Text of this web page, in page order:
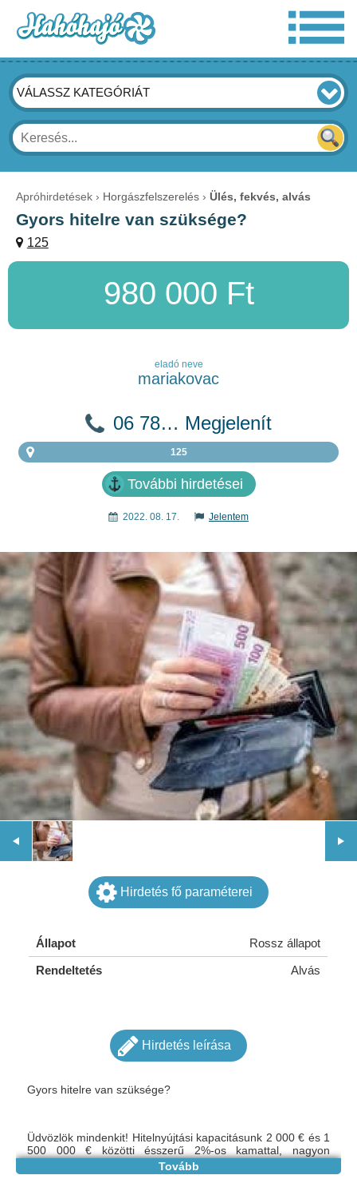
VÁLASSZ KATEGÓRIÁT
Apróhirdetések Horgászfelszerelés Ülés, fekvés, alvás
Gyors hitelre van szüksége?
125
980 000 Ft
eladó neve
mariakovac
06 78… Megjelenít
125
További hirdetései
2022. 08. 17. Jelentem
Hirdetés fő paraméterei
Állapot
Rossz állapot
Rendeltetés
Alvás
Hirdetés leírása
Gyors hitelre van szüksége?
Üdvözlök mindenkit! Hitelnyújtási kapacitásunk 2 000 € és 1
500 000 € közötti ésszerű 2%-os kamattal, nagyon
egyszeru és problémamentes feltételekkel. Ha felkeltettük
érdeklodését, kérjük, hagyja üzenetét e-
Tovább